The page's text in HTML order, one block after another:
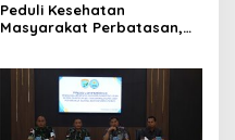
Peduli Kesehatan
Masyarakat Perbatasan,
Gelar Pelayanan Medis
Door-to-Door di Desa
Badau